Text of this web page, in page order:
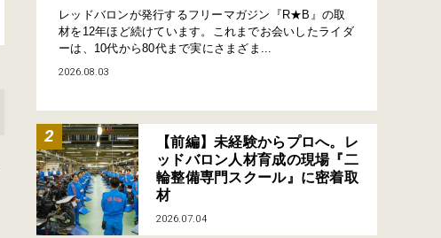
レッドバロンが発行するフリーマガジン『R★B』の取
材を12年ほど続けています。これまでお会いしたライダ
ーは、10代から80代まで実にさまざま...
2026.08.03
【前編】未経験からプロへ。レ
ッドバロン人材育成の現場『二
輪整備専門スクール』に密着取
材
2026.07.04